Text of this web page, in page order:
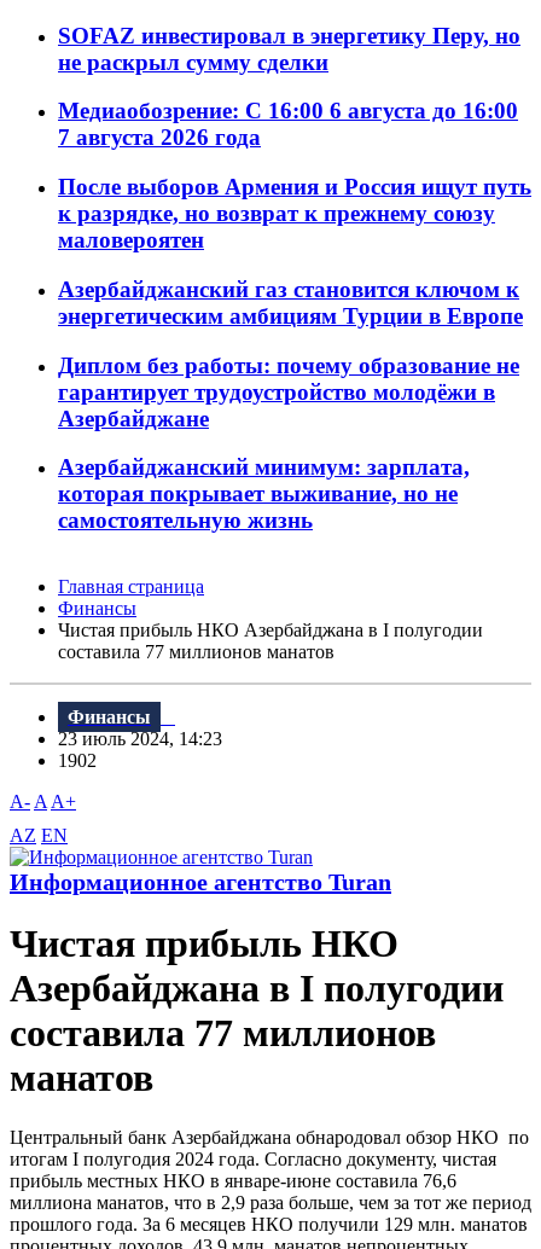
SOFAZ инвестировал в энергетику Перу, но
не раскрыл сумму сделки
Медиаобозрение: С 16:00 6 августа до 16:00
7 августа 2026 года
После выборов Армения и Россия ищут путь
к разрядке, но возврат к прежнему союзу
маловероятен
Азербайджанский газ становится ключом к
энергетическим амбициям Турции в Европе
Диплом без работы: почему образование не
гарантирует трудоустройство молодёжи в
Азербайджане
Азербайджанский минимум: зарплата,
которая покрывает выживание, но не
самостоятельную жизнь
Главная страница
Финансы
Чистая прибыль НКО Азербайджана в I полугодии
составила 77 миллионов манатов
Финансы
23 июль 2024, 14:23
1902
A- A A+
AZ EN
Информационное агентство Turan
Чистая прибыль НКО
Азербайджана в I полугодии
составила 77 миллионов
манатов
Центральный банк Азербайджана обнародовал обзор НКО по
итогам I полугодия 2024 года. Согласно документу, чистая
прибыль местных НКО в январе-июне составила 76,6
миллиона манатов, что в 2,9 раза больше, чем за тот же период
прошлого года. За 6 месяцев НКО получили 129 млн. манатов